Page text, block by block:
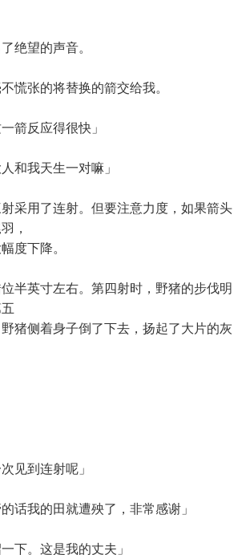
望的声音。
张的将替换的箭交给我。
反应得很快」
我天生一对嘛」
用了连射。但要注意力度，如果箭头
，
度下降。
英寸左右。第四射时，野猪的步伐明
猪侧着身子倒了下去，扬起了大片的灰
到连射呢」
我的田就遭殃了，非常感谢」
。这是我的丈夫」